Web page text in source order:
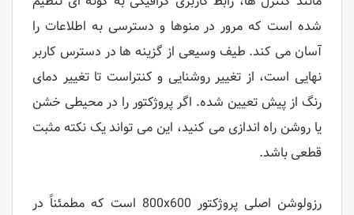
شده است که مرور در منوها و دسترسی به اطلاعات را
آسان می کند. طیف وسیعی از گزینه ها در دسترس کاربر
نهایی است، از تغییر روشنایی و کنتراست تا تغییر دمای
رنگ از پیش تعیین شده. اگر پروژکتور را در محیطی خشن
یا روشن راه اندازی می کنید، این می تواند یک نکته مثبت
قطعی باشد.
رزولوشن اصلی پروژکتور 800x600 است که مطمئناً در